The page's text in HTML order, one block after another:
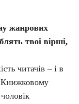
жанрових
твої вірші,
читачів – і в